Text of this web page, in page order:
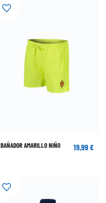
BAÑADOR AMARILLO NIÑO 19,99 €